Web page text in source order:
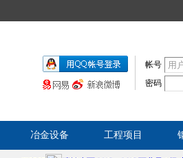
帐号
密码
冶金设备 工程项目